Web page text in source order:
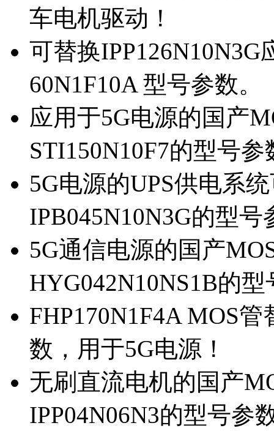
车电机驱动！
可替换
60N1F10A 型号参数。
应用于5G电源的国产
STI150N10F7的型号参
5G电源的UPS供电系
IPB045N10N3G的型号
5G通信电源的国产
HYG042N10NS1B的
FHP170N1F4A MOS
数，用于5G电源！
无刷直流电机的国产
IPP04N06N3的型号参